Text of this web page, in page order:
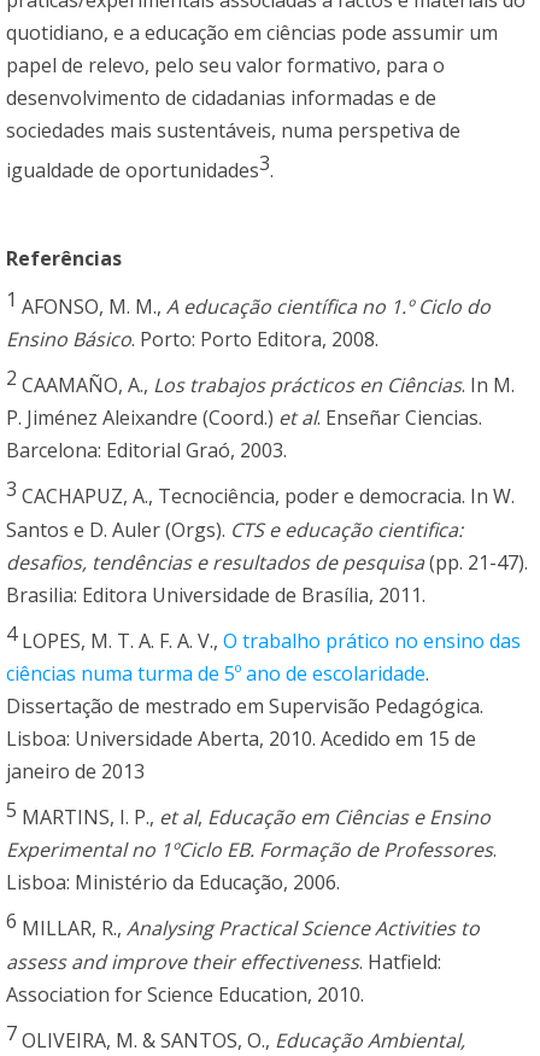
quotidiano, e a educação em ciências pode assumir um
papel de relevo, pelo seu valor formativo, para o
desenvolvimento de cidadanias informadas e de
sociedades mais sustentáveis, numa perspetiva de
igualdade de oportunidades3.
Referências
1 AFONSO, M. M., A educação científica no 1.º Ciclo do
Ensino Básico. Porto: Porto Editora, 2008.
2 CAAMAÑO, A., Los trabajos prácticos en Ciências. In M.
P. Jiménez Aleixandre (Coord.) et al. Enseñar Ciencias.
Barcelona: Editorial Graó, 2003.
3 CACHAPUZ, A., Tecnociência, poder e democracia. In W.
Santos e D. Auler (Orgs). CTS e educação cientifica:
desafios, tendências e resultados de pesquisa(pp. 21-47).
Brasilia: Editora Universidade de Brasília, 2011.
4LOPES, M. T. A. F. A. V., O trabalho prático no ensino das
ciências numa turma de 5º ano de escolaridade.
Dissertação de mestrado em Supervisão Pedagógica.
Lisboa: Universidade Aberta, 2010. Acedido em 15 de
janeiro de 2013
5 MARTINS, I. P., et al, Educação em Ciências e Ensino
Experimental no 1ºCiclo EB. Formação de Professores.
Lisboa: Ministério da Educação, 2006.
6 MILLAR, R., Analysing Practical Science Activities to
assess and improve their effectiveness. Hatfield:
Association for Science Education, 2010.
7OLIVEIRA, M. & SANTOS, O., Educação Ambiental,